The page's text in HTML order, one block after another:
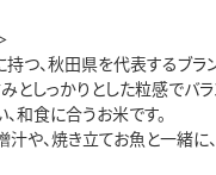
つ、秋田県を代表するブラ
としっかりとした粒感でバ
和食に合うお米です。
や、焼き立てお魚と一緒に